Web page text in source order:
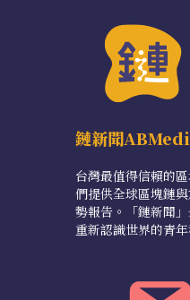
鏈新聞
台灣最值得信賴的
們提供全球區塊鏈
勢報告。「鏈新聞
重新認識世界的青年